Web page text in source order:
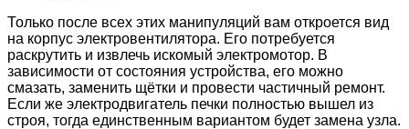
Только после всех этих манипуляций вам откроется вид
на корпус электровентилятора. Его потребуется
раскрутить и извлечь искомый электромотор. В
зависимости от состояния устройства, его можно
смазать, заменить щётки и провести частичный ремонт.
Если же электродвигатель печки полностью вышел из
строя, тогда единственным вариантом будет замена узла.